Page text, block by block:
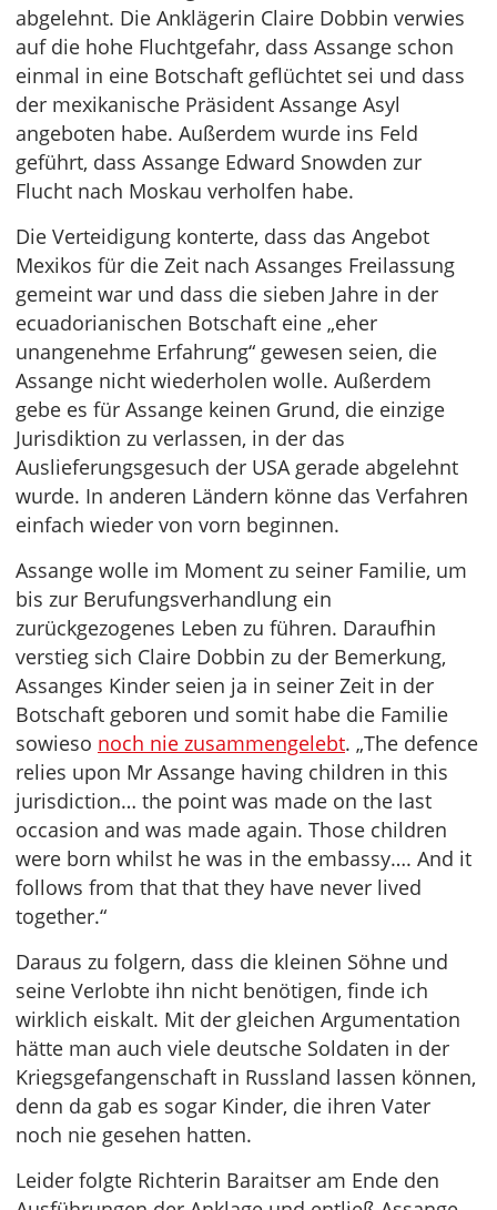
abgelehnt. Die Anklägerin Claire Dobbin verwies
auf die hohe Fluchtgefahr, dass Assange schon
einmal in eine Botschaft geflüchtet sei und dass
der mexikanische Präsident Assange Asyl
angeboten habe. Außerdem wurde ins Feld
geführt, dass Assange Edward Snowden zur
Flucht nach Moskau verholfen habe.
Die Verteidigung konterte, dass das Angebot
Mexikos für die Zeit nach Assanges Freilassung
gemeint war und dass die sieben Jahre in der
ecuadorianischen Botschaft eine „eher
unangenehme Erfahrung“ gewesen seien, die
Assange nicht wiederholen wolle. Außerdem
gebe es für Assange keinen Grund, die einzige
Jurisdiktion zu verlassen, in der das
Auslieferungsgesuch der USA gerade abgelehnt
wurde. In anderen Ländern könne das Verfahren
einfach wieder von vorn beginnen.
Assange wolle im Moment zu seiner Familie, um
bis zur Berufungsverhandlung ein
zurückgezogenes Leben zu führen. Daraufhin
verstieg sich Claire Dobbin zu der Bemerkung,
Assanges Kinder seien ja in seiner Zeit in der
Botschaft geboren und somit habe die Familie
sowieso noch nie zusammengelebt. „The defence
relies upon Mr Assange having children in this
jurisdiction… the point was made on the last
occasion and was made again. Those children
were born whilst he was in the embassy…. And it
follows from that that they have never lived
together.“
Daraus zu folgern, dass die kleinen Söhne und
seine Verlobte ihn nicht benötigen, finde ich
wirklich eiskalt. Mit der gleichen Argumentation
hätte man auch viele deutsche Soldaten in der
Kriegsgefangenschaft in Russland lassen können,
denn da gab es sogar Kinder, die ihren Vater
noch nie gesehen hatten.
Leider folgte Richterin Baraitser am Ende den